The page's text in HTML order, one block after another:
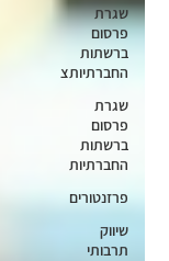
שגרת
פרסום
ברשתות
החברתיותצ
שגרת
פרסום
ברשתות
החברתיות
פרזנטורים
שיווק
תרבותי